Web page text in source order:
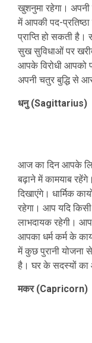
खुशनुमा रहेगा।
में आपकी पद-
प्राप्ति हो सकती
सुख सुविधाओं पर
आपके विरोधी आपको
अपनी चतुर बुद्धि से
धनु (Sagittarius)
आज का दिन आपके
बढ़ाने में कामयाब
दिखाएंगे। धार्मिक
रहेगा। आप यदि
लाभदायक रहेगी। आप
आपका धर्म कर्म के
में कुछ पुरानी योजना
है। घर के सदस्यों का
मकर (Capricorn)